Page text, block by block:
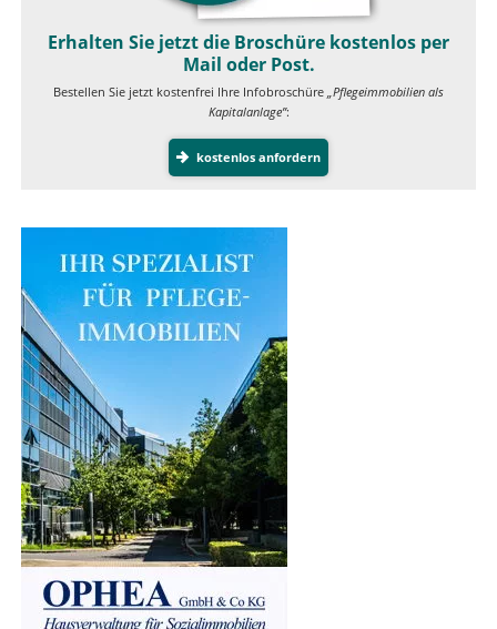
Erhalten Sie jetzt die Broschüre kostenlos per
Mail oder Post.
Bestellen Sie jetzt kostenfrei Ihre Infobroschüre „Pflegeimmobilien als
Kapitalanlage”:
kostenlos anfordern